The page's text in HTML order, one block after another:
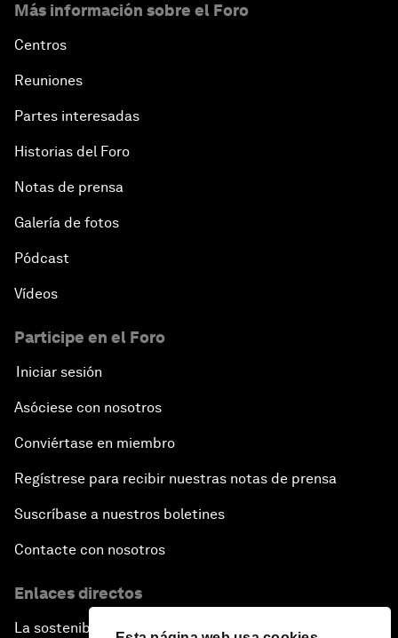
Más información sobre el Foro
Centros
Reuniones
Partes interesadas
Historias del Foro
Notas de prensa
Galería de fotos
Pódcast
Vídeos
Participe en el Foro
Iniciar sesión
Asóciese con nosotros
Conviértase en miembro
Regístrese para recibir nuestras notas de prensa
Suscríbase a nuestros boletines
Contacte con nosotros
Enlaces directos
La sostenibilidad en el Foro